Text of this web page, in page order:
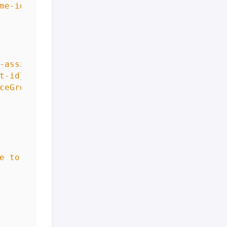
id}/_apis/Identities/{id}"
id}"
{resource-group-name}/providers/
to the ACR."